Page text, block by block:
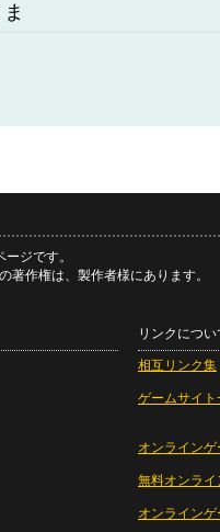
ジです。
著作権は、製作者様にあります。
リンクについ
相互リンク集
ゲームサイト
オンラインゲ
無料オンライ
オンライン